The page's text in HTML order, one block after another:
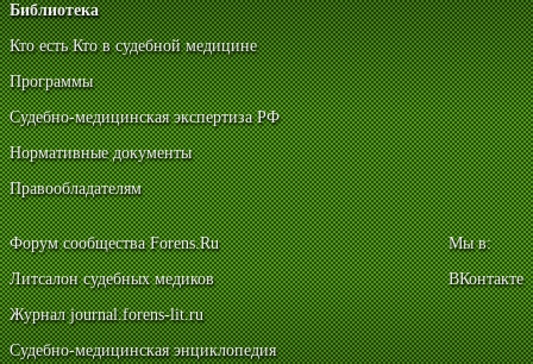
Библиотека
Кто есть Кто в судебной медицине
Программы
Судебно-медицинская экспертиза РФ
Нормативные документы
Правообладателям
Форум сообщества Forens.Ru
Литсалон судебных медиков
Журнал journal.forens-lit.ru
Судебно-медицинская энциклопедия
Мы в:
ВКонтакте